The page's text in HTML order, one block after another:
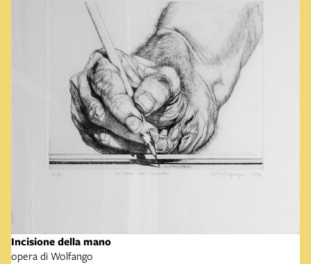
Incisione della mano
opera di Wolfango